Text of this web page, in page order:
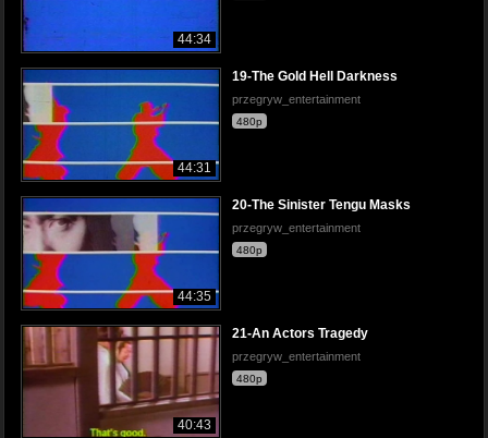
44:34
44:31
19-The Gold Hell Darkness
przegryw_entertainment
480p
44:35
20-The Sinister Tengu Masks
przegryw_entertainment
480p
40:43
21-An Actors Tragedy
przegryw_entertainment
480p